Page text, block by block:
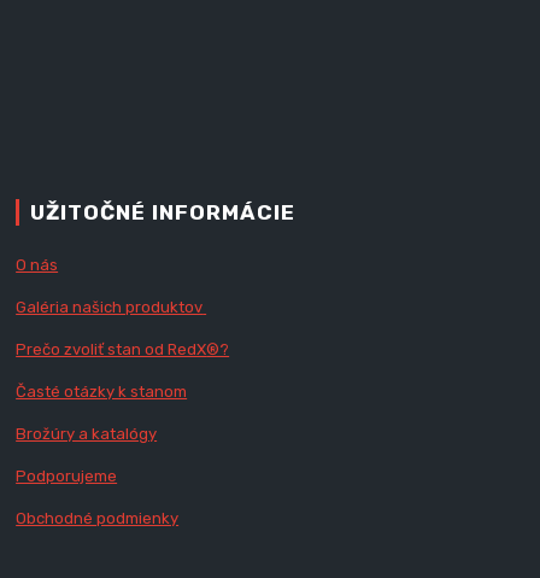
UŽITOČNÉ INFORMÁCIE
O nás
Galéria našich produktov
Prečo zvoliť stan od RedX®?
Časté otázky k stanom
Brožúry a katalógy
Podporujeme
Obchodné podmienky